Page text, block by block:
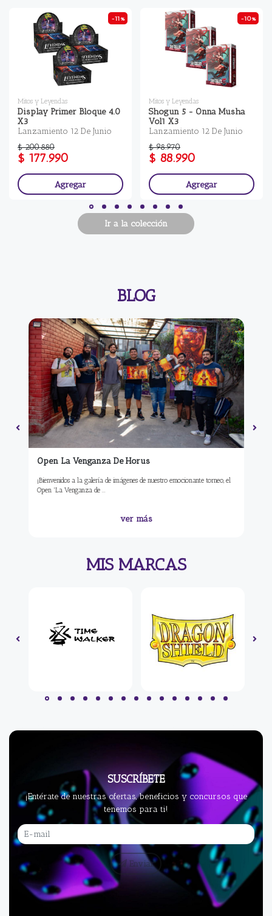
-11%
Mitos y Leyendas
Display Primer Bloque 4.0
X3
Lanzamiento 12 De Junio
$ 200.880
$ 177.990
Agregar
-10%
Mitos y Leyendas
Shogun 5 - Onna Musha
Vol1 X3
Lanzamiento 12 De Junio
$ 98.970
$ 88.990
Agregar
Ir a la colección
BLOG
Open La Venganza De Horus
¡Bienvenidos a la galería de imágenes de nuestro emocionante torneo, el
Open 'La Venganza de ...
ver más
MIS MARCAS
SUSCRÍBETE
¡Entérate de nuestras ofertas, beneficios y concursos que
tenemos para ti!
Enviar